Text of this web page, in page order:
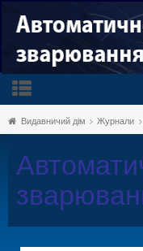
Видавничий дім Журнали